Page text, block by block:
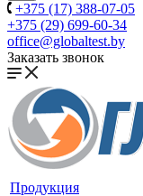
+375 (17) 388-07-05
+375 (29) 699-60-34
office@globaltest.by
Заказать звонок
Продукция